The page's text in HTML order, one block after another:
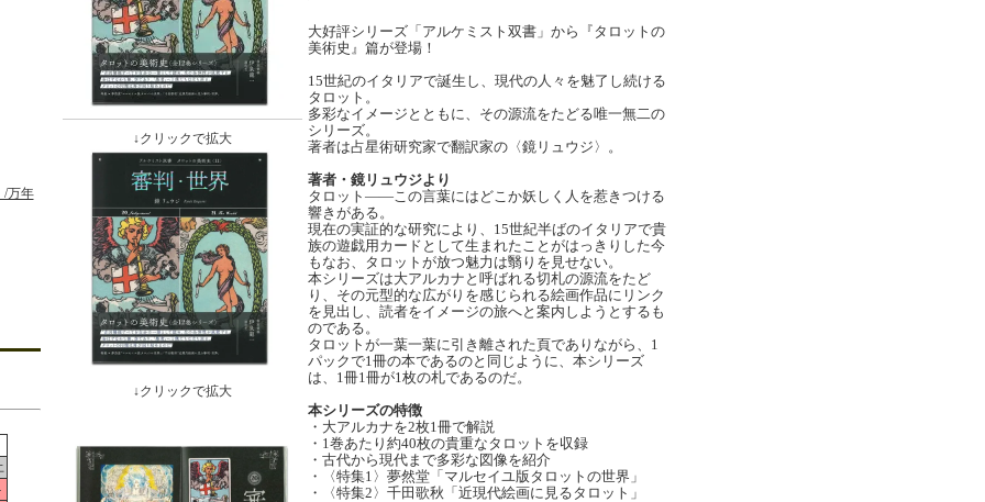
/万年
↓クリックで拡大
↓クリックで拡大
大好評シリーズ「アルケミスト双書」から『タロットの
美術史』篇が登場！
15世紀のイタリアで誕生し、現代の人々を魅了し続ける
タロット。
多彩なイメージとともに、その源流をたどる唯一無二の
シリーズ。
著者は占星術研究家で翻訳家の〈鏡リュウジ〉。
著者・鏡リュウジより
タロット――この言葉にはどこか妖しく人を惹きつける
響きがある。
現在の実証的な研究により、15世紀半ばのイタリアで貴
族の遊戯用カードとして生まれたことがはっきりした今
もなお、タロットが放つ魅力は翳りを見せない。
本シリーズは大アルカナと呼ばれる切札の源流をたど
り、その元型的な広がりを感じられる絵画作品にリンク
を見出し、読者をイメージの旅へと案内しようとするも
のである。
タロットが一葉一葉に引き離された頁でありながら、1
パックで1冊の本であるのと同じように、本シリーズ
は、1冊1冊が1枚の札であるのだ。
本シリーズの特徴
・大アルカナを2枚1冊で解説
・1巻あたり約40枚の貴重なタロットを収録
・古代から現代まで多彩な図像を紹介
・〈特集1〉夢然堂「マルセイユ版タロットの世界」
・〈特集2〉千田歌秋「近現代絵画に見るタロット」